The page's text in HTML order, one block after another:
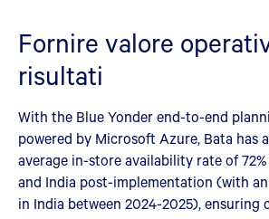
Fornire valore
risultati
With the Blue Yonder end-to-end
powered by Microsoft Azure, Bata has
average in-store availability rate of
and India post-implementation (with
in India between 2024-2025), ensuring